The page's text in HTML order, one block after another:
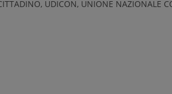
UDICON, UNIONE NAZIONALE